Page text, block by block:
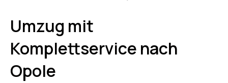
Umzug mit
Komplettservice nach
Opole